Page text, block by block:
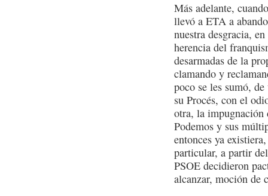
Más adelante,
llevó a ETA a
nuestra desgracia,
herencia del
desarmadas de la
clamando y
poco se les sumó,
su Procés, con el
otra, la impugnación
Podemos y sus
entonces ya
particular, a partir
PSOE decidieron
alcanzar, moción de